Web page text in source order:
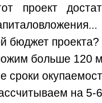
проект
бюджет проекта?
больше 120
сроки
на 5-6